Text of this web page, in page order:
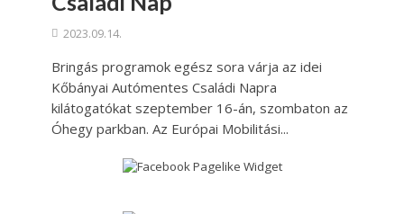
2023.09.14.
Bringás programok egész sora várja az idei
Kőbányai Autómentes Családi Napra
kilátogatókat szeptember 16-án, szombaton az
Óhegy parkban. Az Európai Mobilitási...